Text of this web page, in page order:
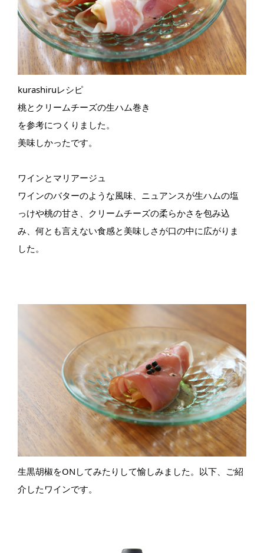
kurashiruレシピ
桃とクリームチーズの生ハム巻き
を参考につくりました。
美味しかったです。
ワインとマリアージュ
ワインのバターのような風味、ニュアンスが生ハムの塩
っけや桃の甘さ、クリームチーズの柔らかさを包み込
み、何とも言えない食感と美味しさが口の中に広がりま
した。
生黒胡椒をONしてみたりして愉しみました。以下、ご紹
介したワインです。